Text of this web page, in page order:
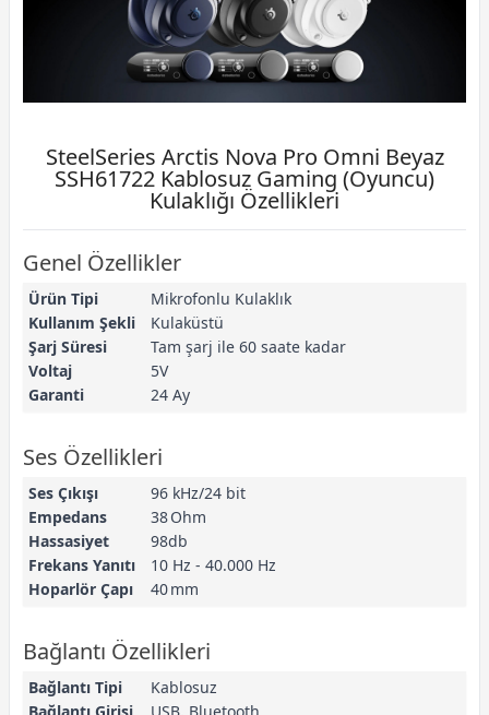
SteelSeries Arctis Nova Pro Omni Beyaz
SSH61722 Kablosuz Gaming (Oyuncu)
Kulaklığı Özellikleri
Genel Özellikler
Ürün Tipi
Mikrofonlu Kulaklık
Kullanım Şekli
Kulaküstü
Şarj Süresi
Tam şarj ile 60 saate kadar
Voltaj
5V
Garanti
24 Ay
Ses Özellikleri
Ses Çıkışı
96 kHz/24 bit
Empedans
38 Ohm
Hassasiyet
98db
Frekans Yanıtı
10 Hz - 40.000 Hz
Hoparlör Çapı
40 mm
Bağlantı Özellikleri
Bağlantı Tipi
Kablosuz